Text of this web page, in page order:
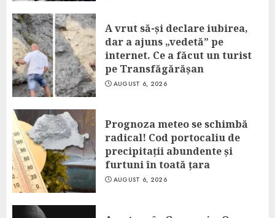
A vrut să-și declare iubirea,
dar a ajuns „vedetă” pe
internet. Ce a făcut un turist
pe Transfăgărășan
AUGUST 6, 2026
Prognoza meteo se schimbă
radical! Cod portocaliu de
precipitații abundente și
furtuni în toată țara
AUGUST 6, 2026